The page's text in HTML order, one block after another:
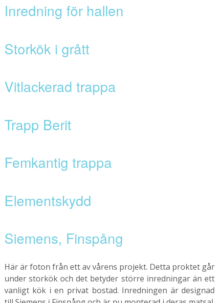
Inredning för hallen
Storkök i grått
Vitlackerad trappa
Trapp Berit
Femkantig trappa
Elementskydd
Siemens, Finspång
Här är foton från ett av vårens projekt. Detta proktet går
under storkök och det betyder större inredningar än ett
vanligt kök i en privat bostad. Inredningen är designad